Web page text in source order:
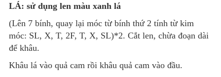
LÁ: sử dụng len màu xanh lá
(Lên 7 bính, quay lại móc từ bính thứ 2 tính từ kim
móc: SL, X, T, 2F, T, X, SL)*2. Cắt len, chừa đoạn dài
để khâu.
Khâu lá vào quả cam rồi khâu quả cam vào đầu.